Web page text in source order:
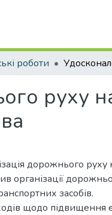
роботи
руху
дорожнього руху
організації
засобів.
щодо підвищення